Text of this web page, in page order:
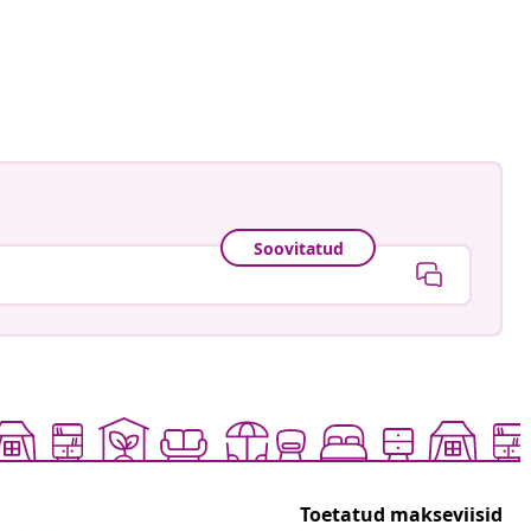
Soovitatud
Toetatud makseviisid